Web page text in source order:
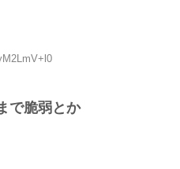
で脆弱とか